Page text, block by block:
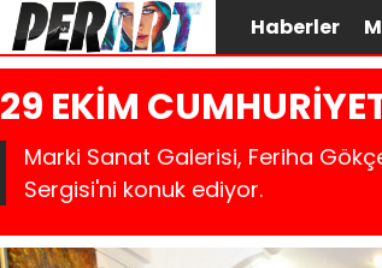
Haberler
29 EKİM
Marki Sanat Galerisi, Feriha
Sergisi'ni konuk ediyor.